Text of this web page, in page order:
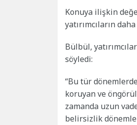
Konuya ilişkin
yatırımcıların
Bülbül,
söyledi:
“Bu tür
koruyan ve
zamanda uzun
belirsizlik